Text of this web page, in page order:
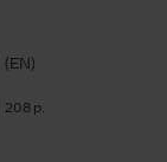
(EN)
208